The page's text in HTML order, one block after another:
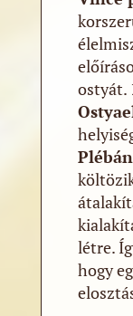
ostyát.
létre.
hogy